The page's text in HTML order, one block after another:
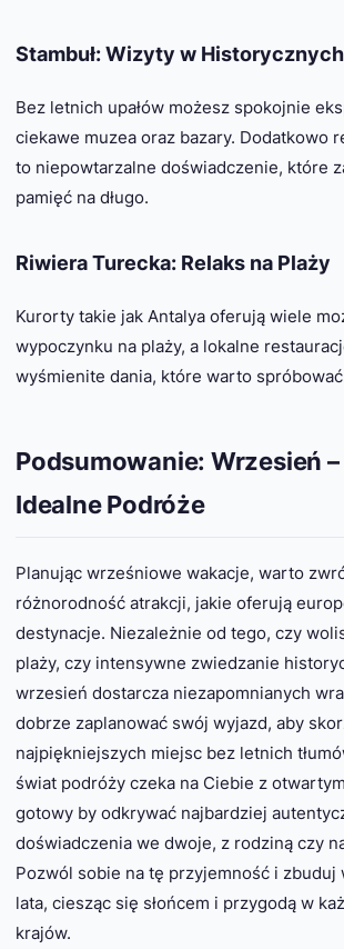
Stambuł: Wizyty w
Bez letnich upałów możesz spokojnie
ciekawe muzea oraz bazary. Dodatkowo
to niepowtarzalne doświadczenie, które
pamięć na długo.
Riwiera Turecka: Relaks na Plaży
Kurorty takie jak Antalya oferują wiele
wypoczynku na plaży, a lokalne
wyśmienite dania, które warto
Podsumowanie: Wrzesień –
Idealne Podróże
Planując wrześniowe wakacje, warto
różnorodność atrakcji, jakie oferują
destynacje. Niezależnie od tego, czy
plaży, czy intensywne zwiedzanie
wrzesień dostarcza niezapomnianych
dobrze zaplanować swój wyjazd, aby
najpiękniejszych miejsc bez letnich
świat podróży czeka na Ciebie z
gotowy by odkrywać najbardziej
doświadczenia we dwoje, z rodziną czy
Pozwól sobie na tę przyjemność i zbuduj
lata, ciesząc się słońcem i przygodą w
krajów.